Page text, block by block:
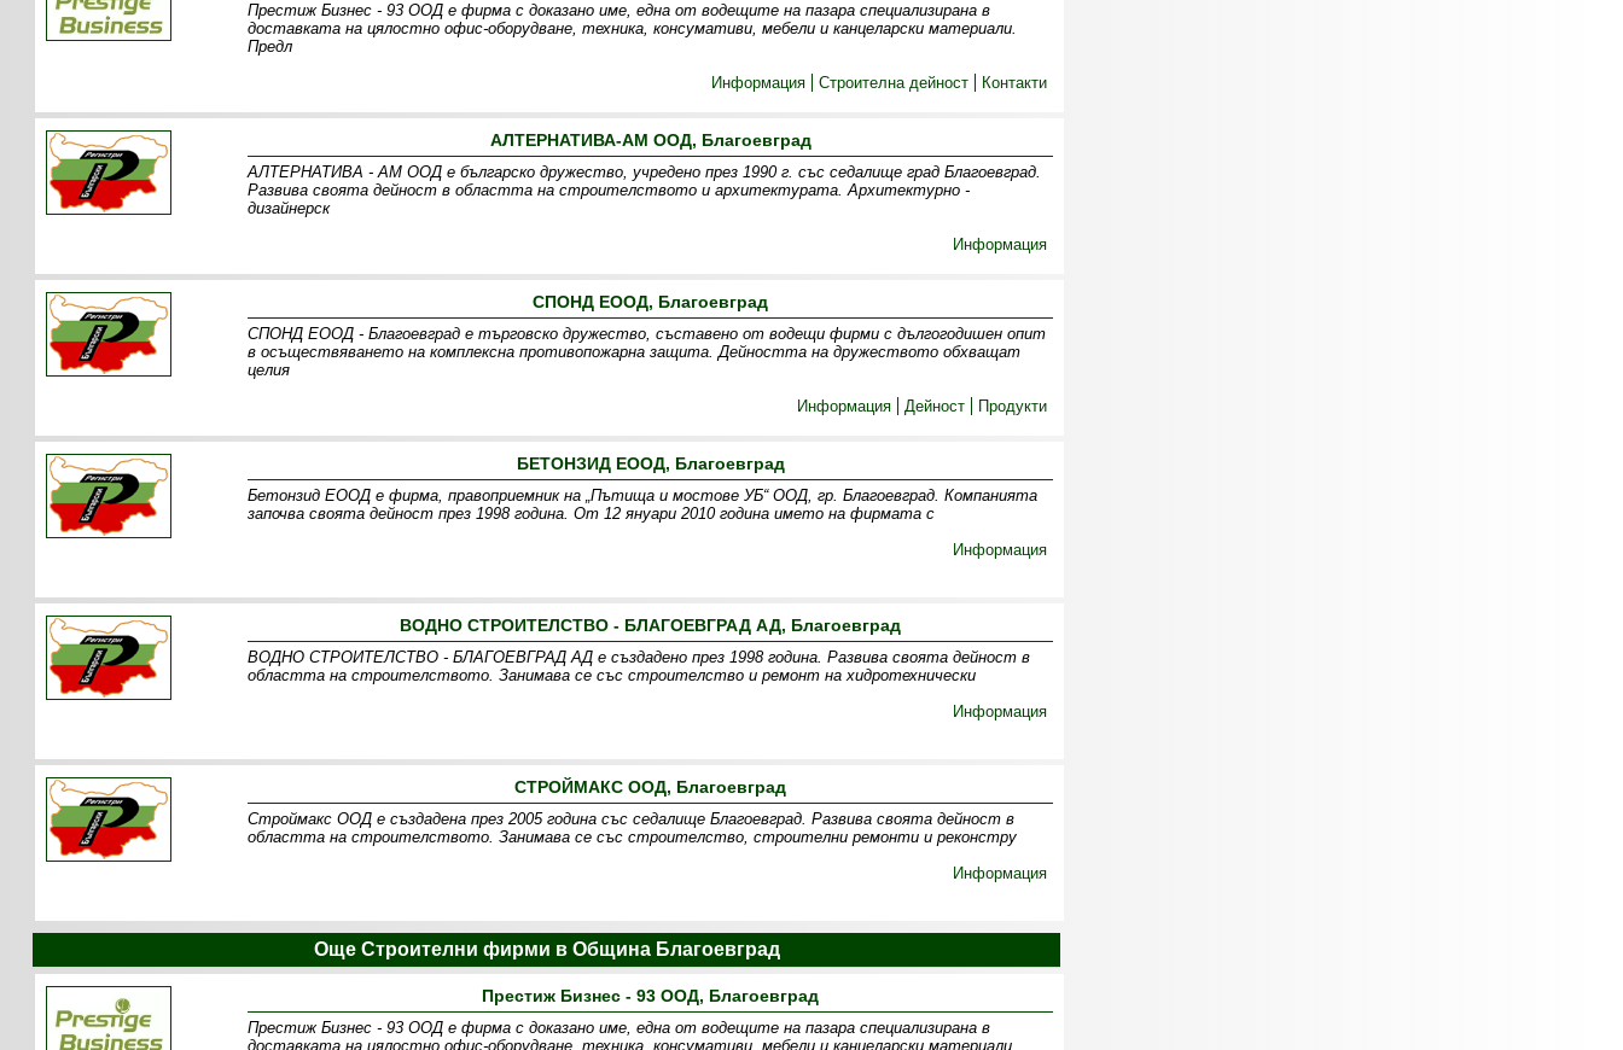
Престиж Бизнес - 93 ООД е фирма с доказано име, една от водещите на пазара специализирана в
доставката на цялостно офис-оборудване, техника, консумативи, мебели и канцеларски материали.
Предл
Информация
Строителна дейност Контакти
АЛТЕРНАТИВА-АМ ООД, Благоевград
АЛТЕРНАТИВА - АМ ООД е българско дружество, учредено през 1990 г. със седалище град Благоевград.
Развива своята дейност в областта на строителството и архитектурата. Архитектурно -
дизайнерск
Информация
СПОНД ЕООД, Благоевград
СПОНД ЕООД - Благоевград е търговско дружество, съставено от водещи фирми с дългогодишен опит
в осъществяването на комплексна противопожарна защита. Дейността на дружеството обхващат
целия
Информация
Дейност Продукти
БЕТОНЗИД ЕООД, Благоевград
Бетонзид ЕООД е фирма, правоприемник на „Пътища и мостове УБ“ ООД, гр. Благоевград. Компанията
започва своята дейност през 1998 година. От 12 януари 2010 година името на фирмата с
Информация
ВОДНО СТРОИТЕЛСТВО - БЛАГОЕВГРАД АД, Благоевград
ВОДНО СТРОИТЕЛСТВО - БЛАГОЕВГРАД АД е създадено през 1998 година. Развива своята дейност в
областта на строителството. Занимава се със строителство и ремонт на хидротехнически
Информация
СТРОЙМАКС ООД, Благоевград
Строймакс ООД е създадена през 2005 година със седалище Благоевград. Развива своята дейност в
областта на строителството. Занимава се със строителство, строителни ремонти и реконстру
Информация
Още Строителни фирми в Община Благоевград
Престиж Бизнес - 93 ООД, Благоевград
Престиж Бизнес - 93 ООД е фирма с доказано име, една от водещите на пазара специализирана в
доставката на цялостно офис-оборудване, техника, консумативи, мебели и канцеларски материали.